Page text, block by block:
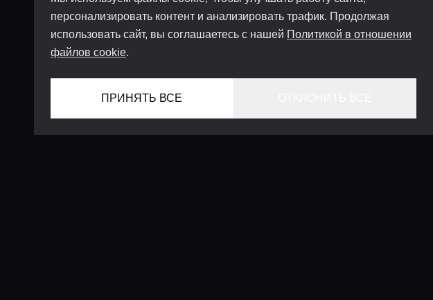
персонализировать контент и анализировать трафик. Продолжая
использовать сайт, вы соглашаетесь с нашей Политикой в отношении
файлов cookie.
ПРИНЯТЬ ВСЕ